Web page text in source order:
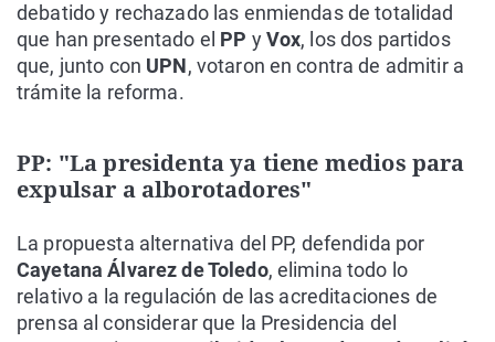
debatido y rechazado las enmiendas de totalidad
que han presentado el PP yVox, los dos partidos
que, junto con UPN, votaron en contra de admitir a
trámite la reforma.
PP: "La presidenta ya tiene medios para
expulsar a alborotadores"
La propuesta alternativa del PP, defendida por
Cayetana Álvarez de Toledo, elimina todo lo
relativo a la regulación de las acreditaciones de
prensa al considerar que la Presidencia del